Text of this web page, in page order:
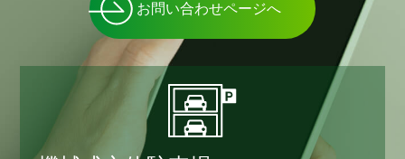
お問い合わせページへ